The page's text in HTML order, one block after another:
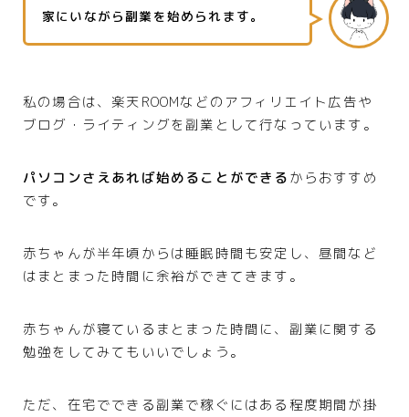
家にいながら副業を始められます。
私の場合は、楽天ROOMなどのアフィリエイト広告や
ブログ・ライティングを副業として行なっています。
パソコンさえあれば始めることができるからおすすめ
です。
赤ちゃんが半年頃からは睡眠時間も安定し、昼間など
はまとまった時間に余裕ができてきます。
赤ちゃんが寝ているまとまった時間に、副業に関する
勉強をしてみてもいいでしょう。
ただ、在宅でできる副業で稼ぐにはある程度期間が掛